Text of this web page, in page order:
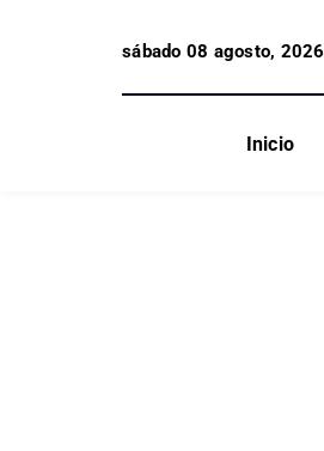
sábado 08 agosto, 2026
Inicio